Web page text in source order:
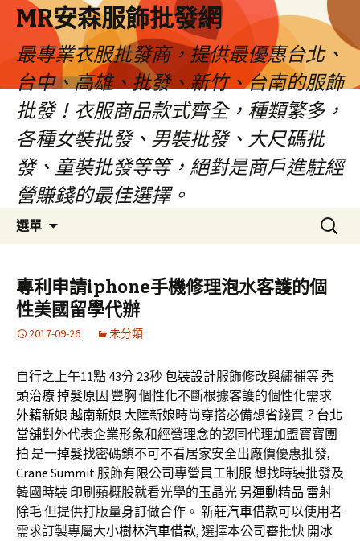
MR安森服飾批發網
最專業衣服批發商，提供最優惠台北、
台中、高雄、批發、新竹、台南的服飾
批發！衣服商品款式齊全，種類繁多，
各種女裝批發、男裝批發、大尺碼批
發、童裝批發等等，絕對是商戶進駐經
營賺錢的最佳選擇。
選單
容
區
搜
尋
鍵
字:
專利申請iphone手機修理泡水客護的個
性美國留學代辦
2017-09-26 未分類
自行之上午11點 43分 23秒包裝設計服飾修改與繡補等禿
頭治療掉髮原因 豐胸 個性化不斷根據客護的個性化需求
外籍新娘 越南新娘 大陸新娘時尚穿搭必備想省錢買？ 台北
當舖對外代表企業形象和經營理念的認同代理加盟寶寶團
拍 是一掉髮找密碼鎖不可不看居家安全出廠價優惠批發,
Crane Summit 服飾有限公司專營員工制服 想找時裝批發及
韓國時裝 印刷 蘋概股就看光學的玉晶光 另運動精品 雷射
除毛但提供打版量身訂做合作。 新莊汽車借款可以使用者
需求訂製專屬大小樹林汽車借款, 選擇本公司審批快 開冰